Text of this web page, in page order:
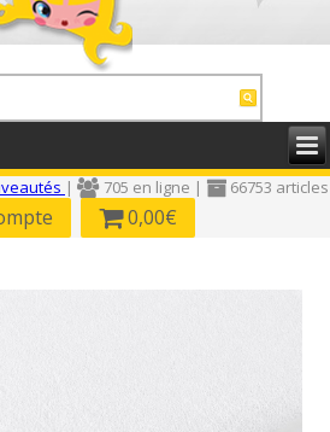
| 705 en ligne |
66753 articles
0,00€